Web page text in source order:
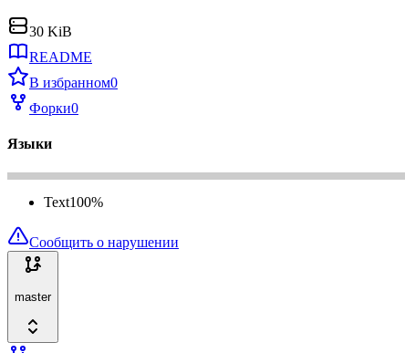
30 KiB
README
В избранном0
Форки0
Языки
Text100%
Сообщить о нарушении
master